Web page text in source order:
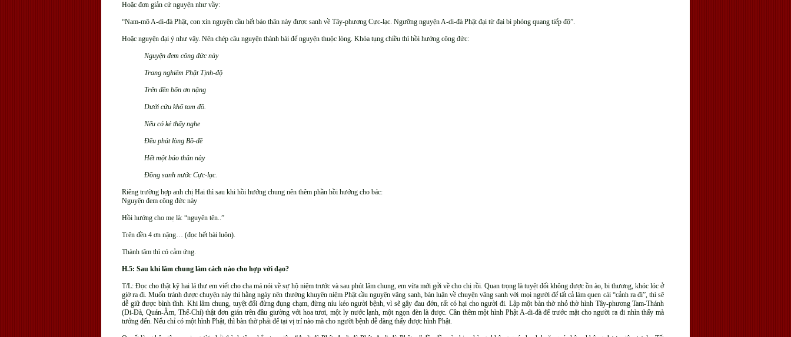
Hoặc đơn giản cứ nguyện như vầy:
“Nam-mô A-di-đà Phật, con xin nguyện cầu hết báo thân này được sanh về Tây-phương Cực-lạc. Ngưỡng nguyện A-di-đà Phật đại từ đại bi phóng quang tiếp độ”.
Hoặc nguyện đại ý như vậy. Nên chép câu nguyện thành bài để nguyện thuộc lòng. Khóa tụng chiều thì hồi hướng công đức:
Nguyện đem công đức này
Trang nghiêm Phật Tịnh-độ
Trên đền bốn ơn nặng
Dưới cứu khổ tam đồ.
Nếu có kẻ thấy nghe
Đều phát lòng Bồ-đề
Hết một báo thân này
Đồng sanh nước Cực-lạc.
Riêng trường hợp anh chị Hai thì sau khi hồi hướng chung nên thêm phần hồi hướng cho bác:
Nguyện đem công đức này
Hồi hướng cho mẹ là: “nguyên tên..”
Trên đền 4 ơn nặng… (đọc hết bài luôn).
Thành tâm thì có cảm ứng.
H.5: Sau khi lâm chung làm cách nào cho hợp với đạo?
T/L: Đọc cho thật kỹ hai lá thư em viết cho cha má nói về sự hộ niệm trước và sau phút lâm chung, em vừa mới gởi về cho chị rồi. Quan trọng là tuyệt đối không được ồn ào, bi thương, khóc lóc ở
giờ ra đi. Muốn tránh được chuyện này thì hằng ngày nên thường khuyên niệm Phật cầu nguyện vãng sanh, bàn luận về chuyện vãng sanh với mọi người để tất cả làm quen cái “cảnh ra đi”, thì sẽ
dễ giữ được bình tĩnh. Khi lâm chung, tuyệt đối đừng đụng chạm, đừng níu kéo người bệnh, vì sẽ gây đau đớn, rất có hại cho người đi. Lập một bàn thờ nhỏ thờ hình Tây-phương Tam-Thánh
(Di-Đà, Quán-Âm, Thế-Chí) thật đơn giản trên đầu giường với hoa tươi, một ly nước lạnh, một ngọn đèn là được. Cần thêm một hình Phật A-di-đà để trước mặt cho người ra đi nhìn thấy mà
tưởng đến. Nếu chỉ có một hình Phật, thì bàn thờ phải để tại vị trí nào mà cho người bệnh dễ dàng thấy được hình Phật.